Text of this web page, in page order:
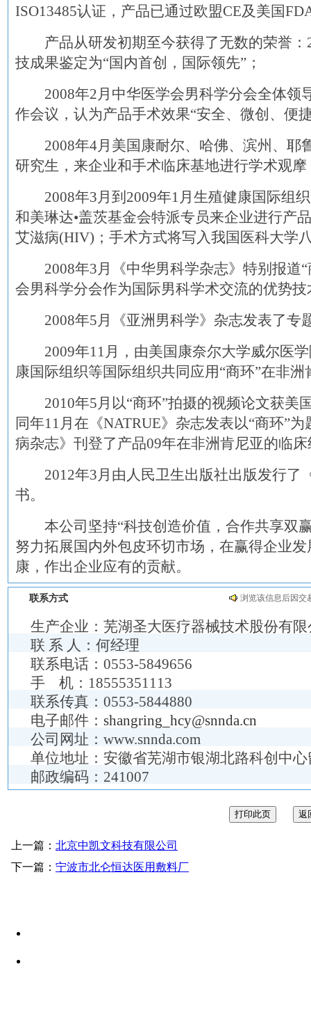
ISO13485认证，产品已通过欧盟CE及美国
产品从研发初期至今获得了无数的荣誉：
技成果鉴定为“国内首创，国际领先”；
2008年2月中华医学会男科学分会全体领
作会议，认为产品手术效果“安全、微创、便
2008年4月美国康耐尔、哈佛、滨州、耶
研究生，来企业和手术临床基地进行学术观摩
2008年3月到2009年1月生殖健康国际组
和美琳达•盖茨基金会特派专员来企业进行产
艾滋病(HIV)；手术方式将写入我国医科大学
2008年3月《中华男科学杂志》特别报道“
会男科学分会作为国际男科学术交流的优势技
2008年5月《亚洲男科学》杂志发表了专
2009年11月，由美国康奈尔大学威尔医学
康国际组织等国际组织共同应用“商环”在非
2010年5月以“商环”拍摄的视频论文获美
同年11月在《NATRUE》杂志发表以“商环”
病杂志》刊登了产品09年在非洲肯尼亚的临
2012年3月由人民卫生出版社出版发行了
书。
本公司坚持“科技创造价值，合作共享双
努力拓展国内外包皮环切市场，在赢得企业
康，作出企业应有的贡献。
浏览该信息后因交
联系方式
生产企业： 芜湖圣大医疗器械技术股份有限
联 系 人：何经理
联系电话：0553-5849656
手 机：18555351113
联系传真：0553-5844880
电子邮件： shangring_hcy@snnda.cn
公司网址：www.snnda.com
单位地址：安徽省芜湖市银湖北路科创中
邮政编码：241007
上一篇： 北京中凯文科技有限公司
下一篇： 宁波市北仑恒达医用敷料厂